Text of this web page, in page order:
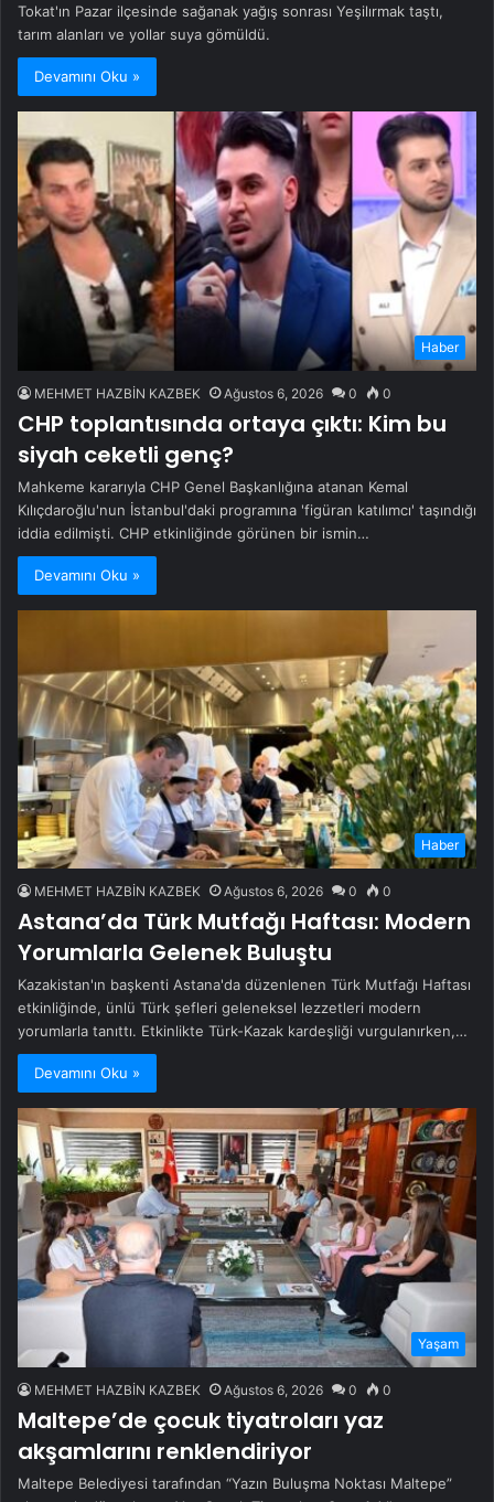
Tokat'ın Pazar ilçesinde sağanak yağış sonrası Yeşilırmak taştı,
tarım alanları ve yollar suya gömüldü.
Devamını Oku »
Haber
MEHMET HAZBİN KAZBEK Ağustos 6, 2026 0 0
CHP toplantısında ortaya çıktı: Kim bu
siyah ceketli genç?
Mahkeme kararıyla CHP Genel Başkanlığına atanan Kemal
Kılıçdaroğlu'nun İstanbul'daki programına 'figüran katılımcı' taşındığı
iddia edilmişti. CHP etkinliğinde görünen bir ismin…
Devamını Oku »
Haber
MEHMET HAZBİN KAZBEK Ağustos 6, 2026 0 0
Astana’da Türk Mutfağı Haftası: Modern
Yorumlarla Gelenek Buluştu
Kazakistan'ın başkenti Astana'da düzenlenen Türk Mutfağı Haftası
etkinliğinde, ünlü Türk şefleri geleneksel lezzetleri modern
yorumlarla tanıttı. Etkinlikte Türk-Kazak kardeşliği vurgulanırken,…
Devamını Oku »
Yaşam
MEHMET HAZBİN KAZBEK Ağustos 6, 2026 0 0
Maltepe’de çocuk tiyatroları yaz
akşamlarını renklendiriyor
Maltepe Belediyesi tarafından “Yazın Buluşma Noktası Maltepe”